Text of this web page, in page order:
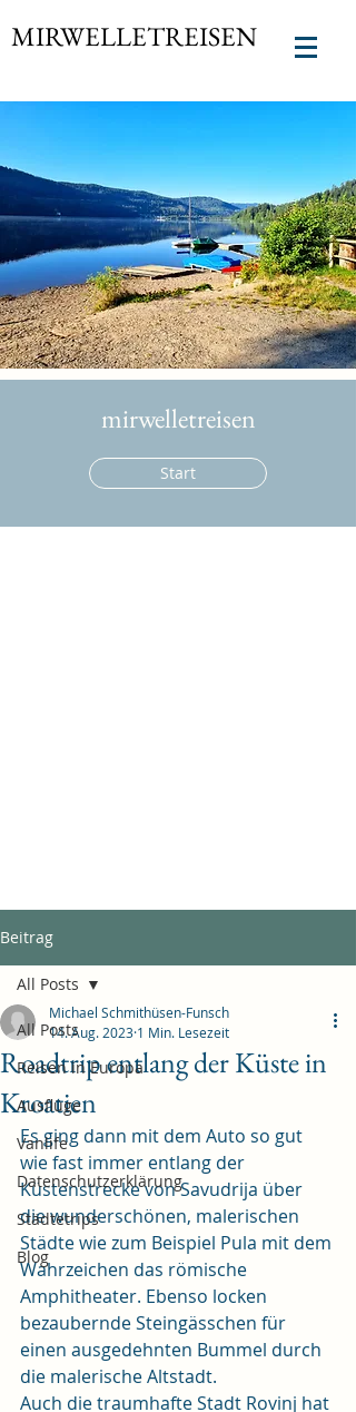
MIRWELLETREISEN
mirwelletreisen
Start
Beitrag
All Posts
Reisen in Europa
Ausflüge
Vanlife
Datenschutzerklärung
Städtetrips
Blog
All Posts
Roadtrip entlang der Küste in
Kroatien
Michael Schmithüsen-Funsch
14. Aug. 2023 1 Min. Lesezeit
Es ging dann mit dem Auto so gut
wie fast immer entlang der
Küstenstrecke von Savudrija über
die wunderschönen, malerischen
Städte wie zum Beispiel Pula mit dem
Wahrzeichen das römische
Amphitheater. Ebenso locken
bezaubernde Steingässchen für
einen ausgedehnten Bummel durch
die malerische Altstadt.
Auch die traumhafte Stadt Rovinj hat